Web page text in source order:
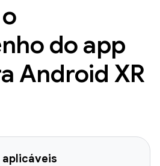
do app
Android XR
aplicáveis